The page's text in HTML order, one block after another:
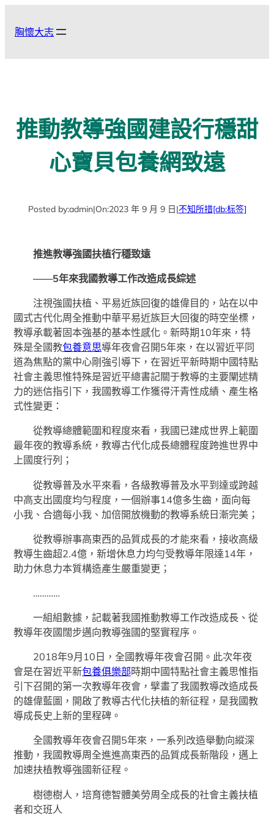
胸懷大志
推動教導強國建設行穩甜
心寶貝包養網致遠
Posted by:admin|On:2023 年 9 月 9 日|不知所措[db:标签]
推進教導強國扶植行穩致遠
——5年來我國教導工作改造成長綜述
注視強國扶植、平易近族回復的雄偉目的，站在以中
國式古代化周全推動中華平易近族巨大回復的時空坐標，
教導承載著固本強基的基本性感化。新時期10年來，特
殊是全國教包養意思導年夜會召開5年來，在以習近平同
道為焦點的黨中心剛強引導下，在習近平新時期中國特點
社會主義思惟特殊是習近平總書記關于教導的主要闡述精
力的迷信指引下，我國教導工作獲得汗青性成績、產生格
式性變更：
從教導總體範圍和程度來看，我國已建成世界上範圍
最年夜的教導系統，教導古代化成長總體程度跨進世界中
上國度行列；
從教導普及水平來看，各級教導普及水平到達或跨越
中高支出國度均勻程度，一個辦事14億多生齒，面向每
小我、合適每小我、加倍開放機動的教導系統日漸完美；
從教導辦事高東西的品質成長的才能來看，接收高級
教導生齒超2.4億，新增休息力均勻受教導年限達14年，
助力休息力本質構造產生嚴重變更；
…………
一組組數據，記載著我國推動教導工作改造成長、從
教導年夜國闊步邁向教導強國的堅實程序。
2018年9月10日，全國教導年夜會召開。此次年夜
會是在習近平新包養俱樂部時期中國特點社會主義思惟指
引下召開的第一次教導年夜會，擘畫了我國教導改造成長
的雄偉藍圖，開啟了教導古代化扶植的新征程，是我國教
導成長史上新的里程碑。
全國教導年夜會召開5年來，一系列改造舉動向縱深
推動，我國教導周全進進高東西的品質成長新階段，邁上
加速扶植教導強國新征程。
樹德樹人，培育德智體美勞周全成長的社會主義扶植
者和交班人